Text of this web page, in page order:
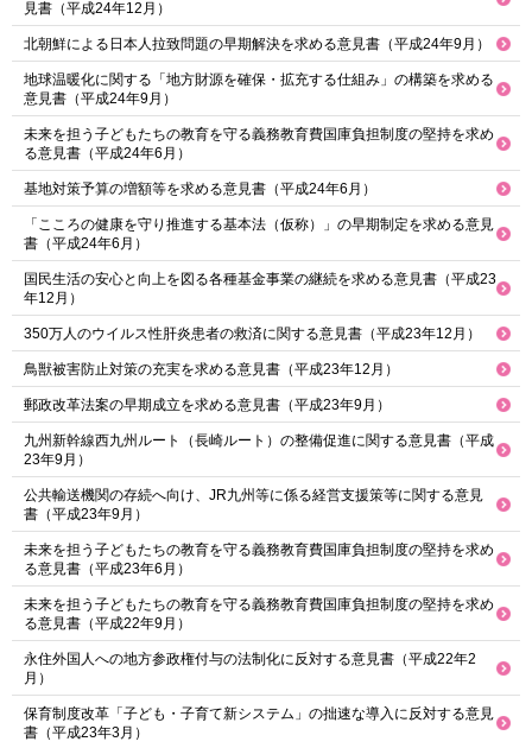
見書（平成24年12月）
北朝鮮による日本人拉致問題の早期解決を求める意見書（平成24年9月）
地球温暖化に関する「地方財源を確保・拡充する仕組み」の構築を求める
意見書（平成24年9月）
未来を担う子どもたちの教育を守る義務教育費国庫負担制度の堅持を求め
る意見書（平成24年6月）
基地対策予算の増額等を求める意見書（平成24年6月）
「こころの健康を守り推進する基本法（仮称）」の早期制定を求める意見
書（平成24年6月）
国民生活の安心と向上を図る各種基金事業の継続を求める意見書（平成23
年12月）
350万人のウイルス性肝炎患者の救済に関する意見書（平成23年12月）
鳥獣被害防止対策の充実を求める意見書（平成23年12月）
郵政改革法案の早期成立を求める意見書（平成23年9月）
九州新幹線西九州ルート（長崎ルート）の整備促進に関する意見書（平成
23年9月）
公共輸送機関の存続へ向け、JR九州等に係る経営支援策等に関する意見
書（平成23年9月）
未来を担う子どもたちの教育を守る義務教育費国庫負担制度の堅持を求め
る意見書（平成23年6月）
未来を担う子どもたちの教育を守る義務教育費国庫負担制度の堅持を求め
る意見書（平成22年9月）
永住外国人への地方参政権付与の法制化に反対する意見書（平成22年2
月）
保育制度改革「子ども・子育て新システム」の拙速な導入に反対する意見
書（平成23年3月）